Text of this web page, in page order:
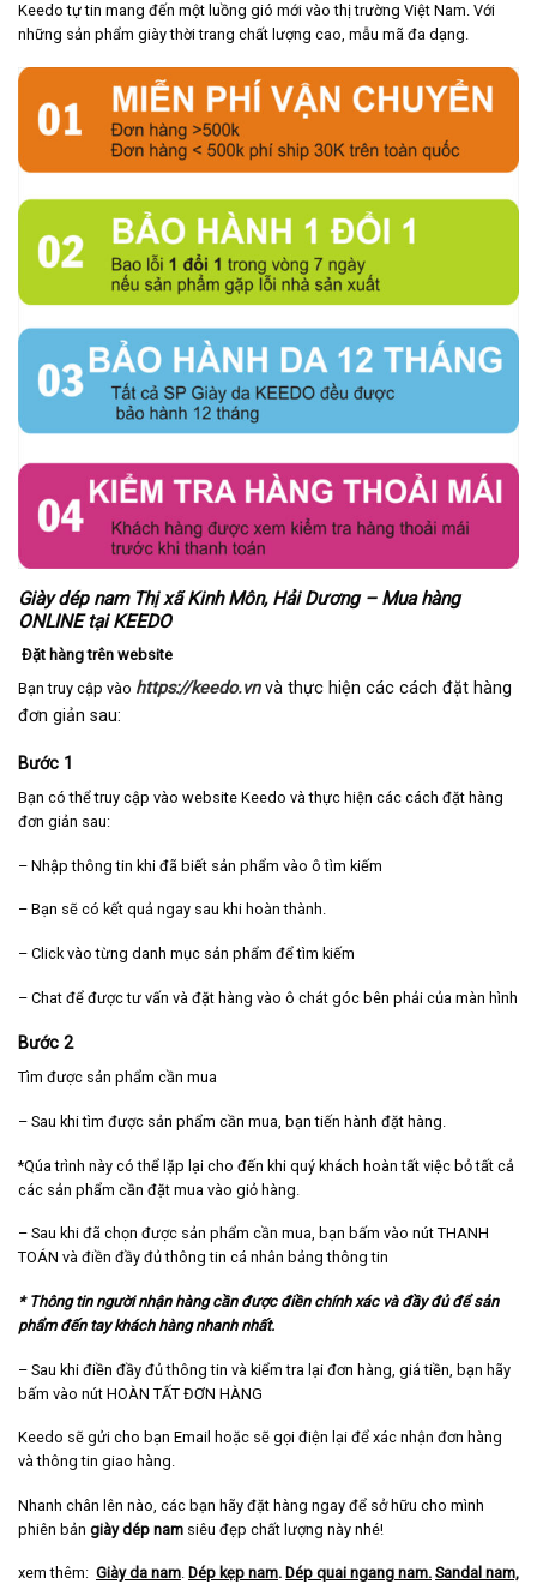
Keedo tự tin mang đến một luồng gió mới vào thị trường Việt Nam. Với
những sản phẩm giày thời trang chất lượng cao, mẫu mã đa dạng.
Giày dép nam Thị xã Kinh Môn, Hải Dương – Mua hàng
ONLINE tại KEEDO
Đặt hàng trên website
Bạn truy cập vào https://keedo.vnvà thực hiện các cách đặt hàng
đơn giản sau:
Bước 1
Bạn có thể truy cập vào website Keedo và thực hiện các cách đặt hàng
đơn giản sau:
– Nhập thông tin khi đã biết sản phẩm vào ô tìm kiếm
– Bạn sẽ có kết quả ngay sau khi hoàn thành.
– Click vào từng danh mục sản phẩm để tìm kiếm
– Chat để được tư vấn và đặt hàng vào ô chát góc bên phải của màn hình
Bước 2
Tìm được sản phẩm cần mua
– Sau khi tìm được sản phẩm cần mua, bạn tiến hành đặt hàng.
*Qúa trình này có thể lặp lại cho đến khi quý khách hoàn tất việc bỏ tất cả
các sản phẩm cần đặt mua vào giỏ hàng.
– Sau khi đã chọn được sản phẩm cần mua, bạn bấm vào nút THANH
TOÁN và điền đầy đủ thông tin cá nhân bảng thông tin
* Thông tin người nhận hàng cần được điền chính xác và đầy đủ để sản
phẩm đến tay khách hàng nhanh nhất.
– Sau khi điền đầy đủ thông tin và kiểm tra lại đơn hàng, giá tiền, bạn hãy
bấm vào nút HOÀN TẤT ĐƠN HÀNG
Keedo sẽ gửi cho bạn Email hoặc sẽ gọi điện lại để xác nhận đơn hàng
và thông tin giao hàng.
Nhanh chân lên nào, các bạn hãy đặt hàng ngay để sở hữu cho mình
phiên bản giày dép nam siêu đẹp chất lượng này nhé!
xem thêm: Giày da nam. Dép kẹp nam. Dép quai ngang nam. Sandal nam,